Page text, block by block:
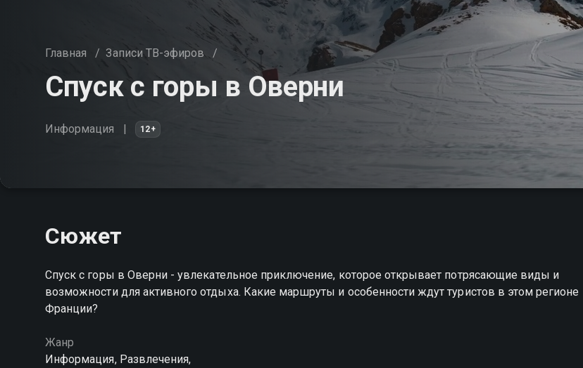
Главная / Записи ТВ-эфиров /
Спуск с горы в Оверни
Информация 12+
Сюжет
Спуск с горы в Оверни - увлекательное приключение, которое открывает потрясающие виды и
возможности для активного отдыха. Какие маршруты и особенности ждут туристов в этом регионе
Франции?
Жанр
Информация, Развлечения,